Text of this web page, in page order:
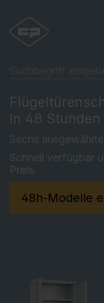
In 48
Sechs
Schnell verfügbar
Preis.
48h-Modelle